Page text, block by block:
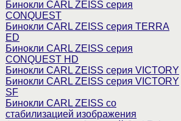
Бинокли CARL ZEISS серия
CONQUEST
Бинокли CARL ZEISS серия TERRA
ED
Бинокли CARL ZEISS серия
CONQUEST HD
Бинокли CARL ZEISS серия VICTORY
Бинокли CARL ZEISS серия VICTORY
SF
Бинокли CARL ZEISS со
стабилизацией изображения